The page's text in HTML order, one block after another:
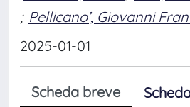
; Pellicano’, Giovanni
2025-01-01
Scheda breve